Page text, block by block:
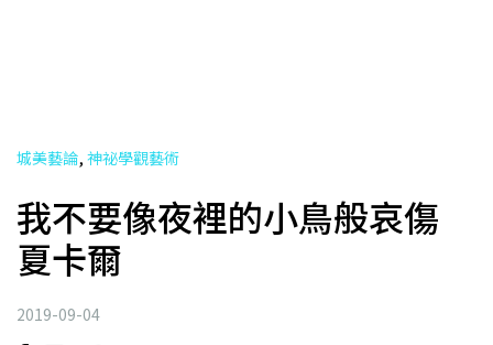
城美藝論, 神祕學觀藝術
我不要像夜裡的小鳥般哀傷
夏卡爾
2019-09-04